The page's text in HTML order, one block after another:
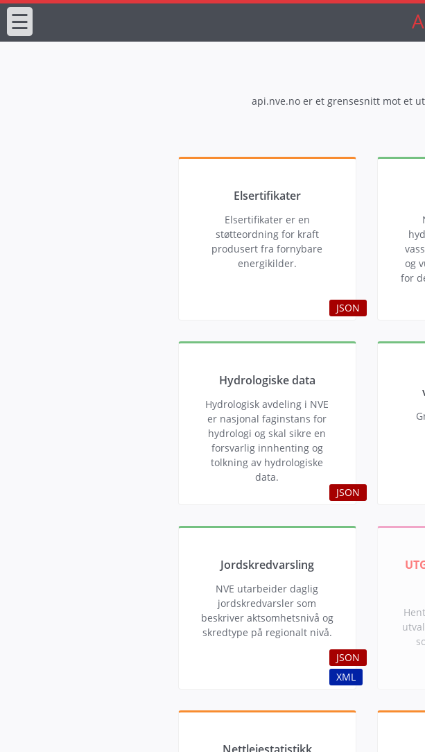
☰
api.nve.no er et grensesnitt mot et
JSON
Elsertifikater
Elsertifikater er en
støtteordning for kraft
produsert fra fornybare
energikilder.
og
for
JSON
Hydrologiske data
Hydrologisk avdeling i NVE
er nasjonal faginstans for
hydrologi og skal sikre en
forsvarlig innhenting og
tolkning av hydrologiske
data.
JSON
XML
Jordskredvarsling
NVE utarbeider daglig
jordskredvarsler som
beskriver aktsomhetsnivå og
skredtype på regionalt nivå.